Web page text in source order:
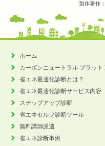
製作著作
ホーム
カーボンニュートラル プラット
省エネ最適化診断とは？
省エネ最適化診断サービス内容
ステップアップ診断
省エネセルフ診断ツール
無料講師派遣
省エネ診断事例